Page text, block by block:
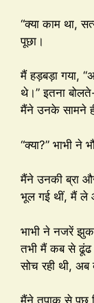
“क्या काम था,
पूछा।
मैं हड़बड़ा गया,
थे।” इतना
मैंने उनके सामने
“क्या?” भाभी ने
मैंने उनकी ब्रा
भूल गई थीं, मैं ले
भाभी ने नजरें
तभी मैं कब से ढूंढ
सोच रही थी, अब